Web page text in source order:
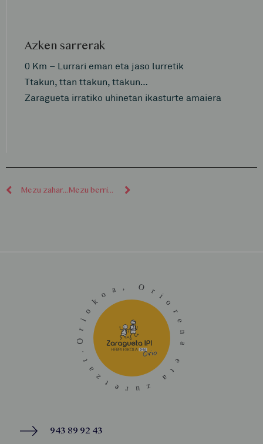
Azken sarrerak
0 Km – Lurrari eman eta jaso lurretik
Ttakun, ttan ttakun, ttakun…
Zaragueta irratiko uhinetan ikasturte amaiera
Mezu zaharragoak Mezu berriagoak
943 89 92 43